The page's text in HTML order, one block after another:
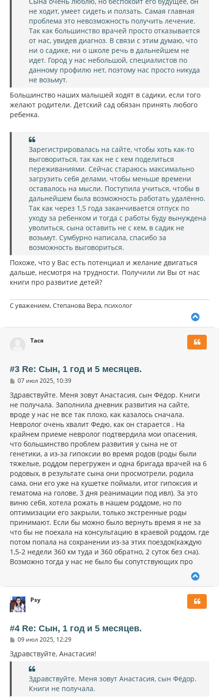
не ходит, умеет сидеть и ползать. Самая главная
проблема это невозможность получить лечение.
Так как большинство врачей просто отказывается
от нас, увидев диагноз. В связи с этим думаю, что
ни о садике, ни о школе речь в дальнейшем не
идет. Город у нас небольшой, специалистов по
данному профилю нет, поэтому нас просто никуда
не возьмут.
Большинство наших малышей ходят в садики, если того
желают родители. Детский сад обязан принять любого
ребенка.
Зарегистрировалась на сайте, чтобы хоть как-то
выговориться, так как не с кем поделиться
переживаниями. Сейчас стараюсь максимально
загрузить себя делами, чтобы меньше времени
оставалось на мысли. Поступила учиться, чтобы в
дальнейшем была возможность работать удалённо.
Так как через 1,5 года заканчивается отпуск по
уходу за ребенком и тогда с работы буду вынуждена
уволиться, сына оставить не с кем, в садик не
возьмут. Сумбурно написала, спасибо за
возможность выговориться.
Похоже, что у Вас есть потенциал и желание двигаться
дальше, несмотря на трудности. Получили ли Вы от нас
книги про развитие детей?
С уважением, Степанова Вера, психолог
у
Тася
#3 Re: Сын, 1 год и 5 месяцев.
С
о
б
щ
е
н
и
е
07 июл 2025, 10:39
Здравствуйте. Меня зовут Анастасия, сын Фёдор. Книги
не получала. Заполнила дневник развития на сайте,
вроде у нас не все так плохо, как казалось сначала.
Невролог очень хвалит Федю, как он старается . На
крайнем приеме невролог подтвердила мои опасения,
что большинство проблем развития у сына не от
генетики, а из-за гипоксии во время родов (роды были
тяжелые, роддом перегружен и одна бригада врачей на 6
родовых, в результате сына они просмотрели, родила
сама, они его уже на кушетке поймали, итог гипоксия и
гематома на голове, 3 дня реанимации под ивл). За это
виню себя, хотела рожать в нашем роддоме, но по
оптимизации его закрыли, только экстренные роды
принимают. Если бы можно было вернуть время я не за
что бы не поехала на консультацию в краевой роддом, где
потом попала на сохранении из-за этих поездок(каждую
1,5-2 недели 360 км туда и 360 обратно, 2 суток без сна).
Возможно тогда у нас не было бы сопутствующих про
у
Psy
#4 Re: Сын, 1 год и 5 месяцев.
С
о
б
09 июл 2025, 12:29
Здравствуйте, Анастасия!
Здравствуйте. Меня зовут Анастасия, сын Фёдор.
Книги не получала.